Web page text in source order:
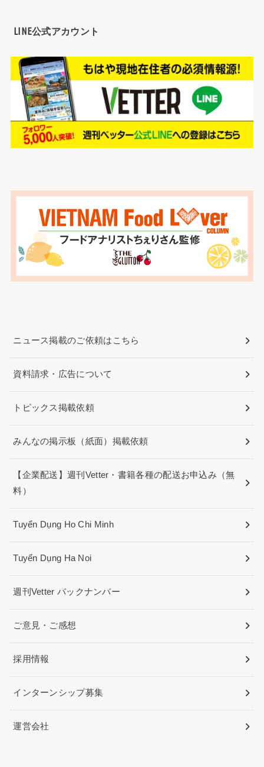
LINE公式アカウント
ニュース掲載のご依頼はこちら
資料請求・広告について
トピックス掲載依頼
みんなの掲示板（紙面）掲載依頼
【企業配送】週刊Vetter・書籍各種の配送お申込み（無
料）
Tuyển Dụng Ho Chi Minh
Tuyển Dụng Ha Noi
週刊Vetter バックナンバー
ご意見・ご感想
採用情報
インターンシップ募集
運営会社